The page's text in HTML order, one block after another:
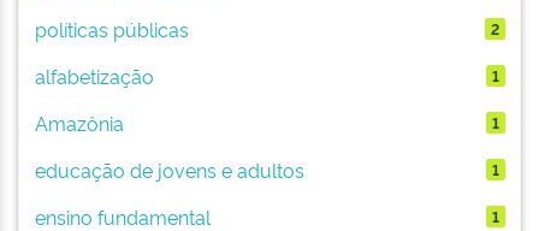
políticas públicas 2
alfabetização 1
Amazônia 1
educação de jovens e adultos 1
ensino fundamental 1